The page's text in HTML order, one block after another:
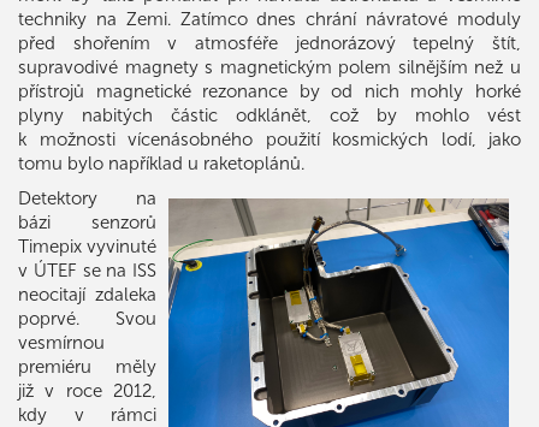
techniky na Zemi. Zatímco dnes chrání návratové moduly
před shořením v atmosféře jednorázový tepelný štít,
supravodivé magnety s magnetickým polem silnějším než u
přístrojů magnetické rezonance by od nich mohly horké
plyny nabitých částic odklánět, což by mohlo vést
k možnosti vícenásobného použití kosmických lodí, jako
tomu bylo například u raketoplánů.
Detektory na
bázi senzorů
Timepix vyvinuté
v ÚTEF se na ISS
neocitají zdaleka
poprvé. Svou
vesmírnou
premiéru měly
již v roce 2012,
kdy v rámci